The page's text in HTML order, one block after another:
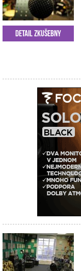
Detail zkušebny